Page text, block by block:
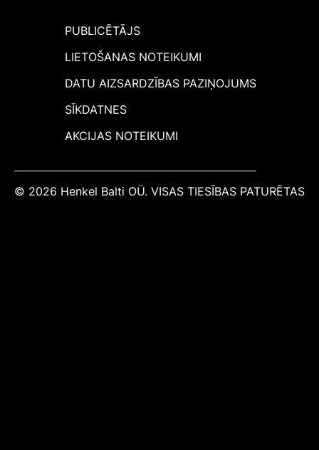
PUBLICĒTĀJS
LIETOŠANAS NOTEIKUMI
DATU AIZSARDZĪBAS PAZIŅOJUMS
SĪKDATNES
AKCIJAS NOTEIKUMI
© 2026 Henkel Balti OÜ. VISAS TIESĪBAS PATURĒTAS